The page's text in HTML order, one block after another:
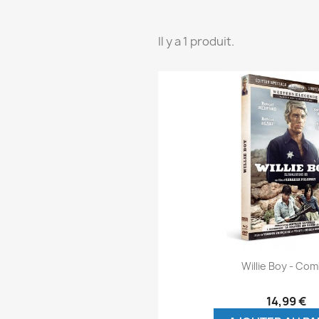
Il y a 1 produit.
Aperçu
Willie Boy -
14,99 €